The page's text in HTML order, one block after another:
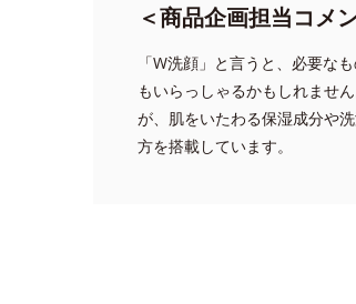
＜商品企画担当コメ
「W洗顔」と言うと、必要な
もいらっしゃるかもしれませ
が、肌をいたわる保湿成分や
方を搭載しています。